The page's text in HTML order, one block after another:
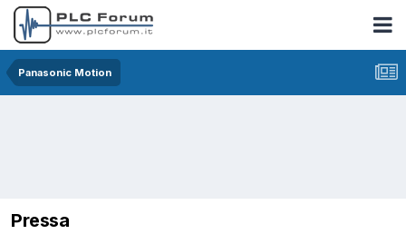
Panasonic Motion
Pressa